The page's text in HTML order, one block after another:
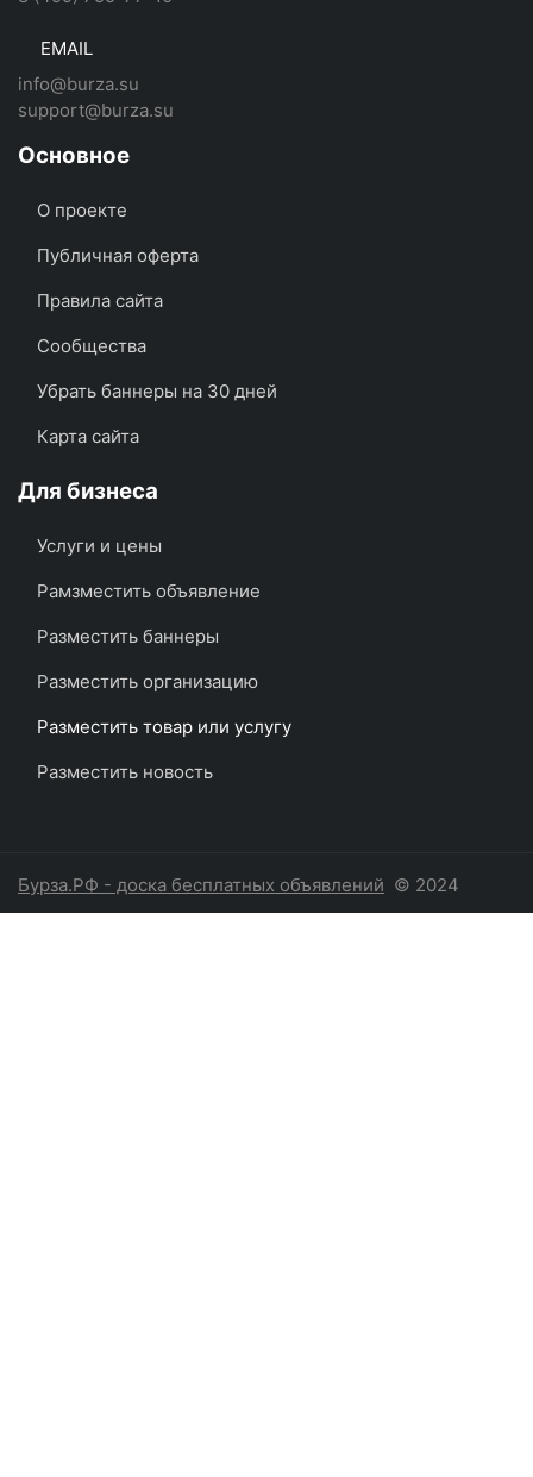
EMAIL
info@burza.su
support@burza.su
Основное
О проекте
Публичная оферта
Правила сайта
Сообщества
Убрать баннеры на 30 дней
Карта сайта
Для бизнеса
Услуги и цены
Рамзместить объявление
Разместить баннеры
Разместить организацию
Разместить товар или услугу
Разместить новость
Бурза.РФ - доска бесплатных объявлений © 2024